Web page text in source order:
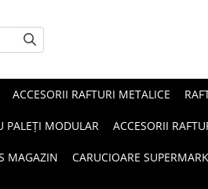
ACCESORII RAFTURI METALICE
PALEȚI MODULAR ACCESORII
MAGAZIN CARUCIOARE